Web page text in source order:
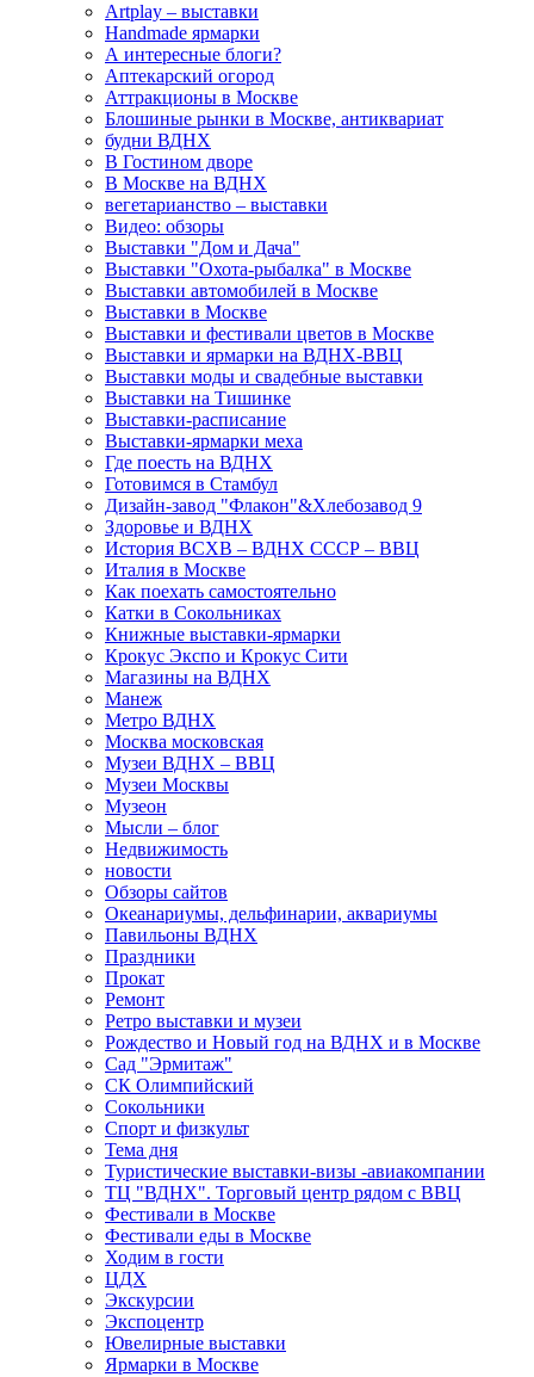
Artplay – выставки
Handmade ярмарки
А интересные блоги?
Аптекарский огород
Аттракционы в Москве
Блошиные рынки в Москве, антиквариат
будни ВДНХ
В Гостином дворе
В Москве на ВДНХ
вегетарианство – выставки
Видео: обзоры
Выставки "Дом и Дача"
Выставки "Охота-рыбалка" в Москве
Выставки автомобилей в Москве
Выставки в Москве
Выставки и фестивали цветов в Москве
Выставки и ярмарки на ВДНХ-ВВЦ
Выставки моды и свадебные выставки
Выставки на Тишинке
Выставки-расписание
Выставки-ярмарки меха
Где поесть на ВДНХ
Готовимся в Стамбул
Дизайн-завод "Флакон"&Хлебозавод 9
Здоровье и ВДНХ
История ВСХВ – ВДНХ СССР – ВВЦ
Италия в Москве
Как поехать самостоятельно
Катки в Сокольниках
Книжные выставки-ярмарки
Крокус Экспо и Крокус Сити
Магазины на ВДНХ
Манеж
Метро ВДНХ
Москва московская
Музеи ВДНХ – ВВЦ
Музеи Москвы
Музеон
Мысли – блог
Недвижимость
новости
Обзоры сайтов
Океанариумы, дельфинарии, аквариумы
Павильоны ВДНХ
Праздники
Прокат
Ремонт
Ретро выставки и музеи
Рождество и Новый год на ВДНХ и в Москве
Сад "Эрмитаж"
СК Олимпийский
Сокольники
Спорт и физкульт
Тема дня
Туристические выставки-визы -авиакомпании
ТЦ "ВДНХ". Торговый центр рядом с ВВЦ
Фестивали в Москве
Фестивали еды в Москве
Ходим в гости
ЦДХ
Экскурсии
Экспоцентр
Ювелирные выставки
Ярмарки в Москве